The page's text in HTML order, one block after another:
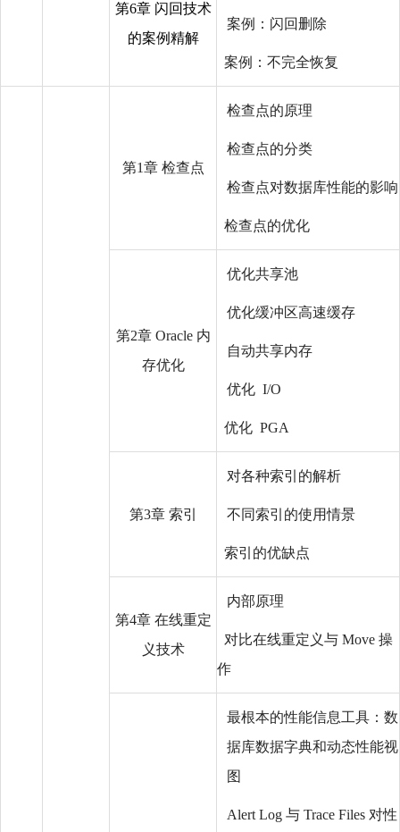
第6章 闪回技术
的案例精解
案例：闪回删除
案例：不完全恢复
第1章 检查点
检查点的原理
检查点的分类
检查点对数据库性能的影响
检查点的优化
第2章 Oracle 内
存优化
优化共享池
优化缓冲区高速缓存
自动共享内存
优化 I/O
优化 PGA
第3章 索引
对各种索引的解析
不同索引的使用情景
索引的优缺点
第4章 在线重定
义技术
内部原理
对比在线重定义与 Move 操
作
最根本的性能信息工具：数
据库数据字典和动态性能视
图
Alert Log 与 Trace Files 对性